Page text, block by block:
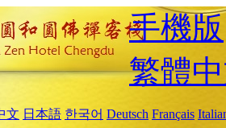
手機版
繁體
文 日本語 한국어 Deutsch Français